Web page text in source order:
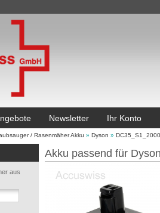
Newsletter Ihr Konto
/ Rasenmäher Akku » Dyson » DC35_S1_2000
aus
Akku passend für